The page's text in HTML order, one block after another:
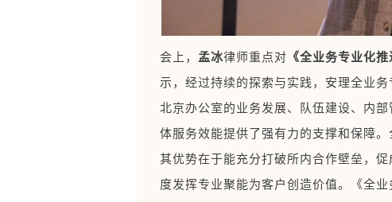
会上， 孟冰律师重点对 《全业务专业化推
示，经过持续的探索与实践，安理全业
北京办公室的业务发展、队伍建设、内
体服务效能提供了强有力的支撑和保障
其优势在于能充分打破所内合作壁垒，
度发挥专业聚能为客户创造价值。《全